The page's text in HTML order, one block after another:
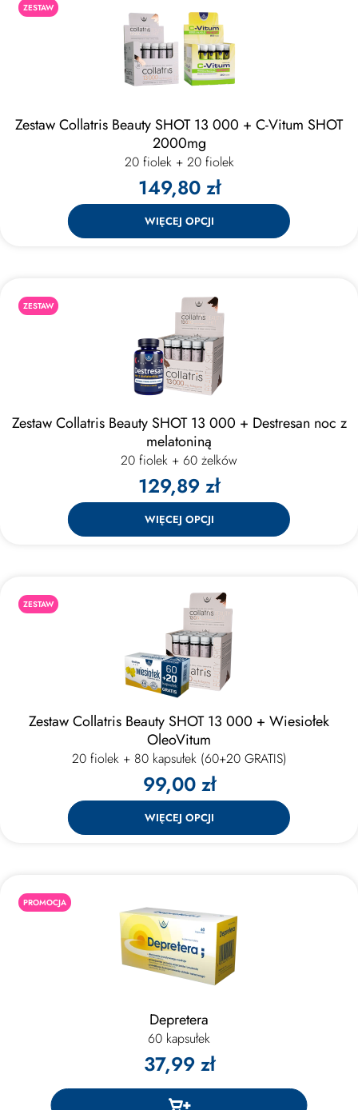
ZESTAW
Zestaw Collatris Beauty SHOT 13 000 + C-Vitum SHOT
2000mg
20 fiolek + 20 fiolek
149,80 zł
WIĘCEJ OPCJI
ZESTAW
Zestaw Collatris Beauty SHOT 13 000 + Destresan noc z
melatoniną
20 fiolek + 60 żelków
129,89 zł
WIĘCEJ OPCJI
ZESTAW
Zestaw Collatris Beauty SHOT 13 000 + Wiesiołek
OleoVitum
20 fiolek + 80 kapsułek (60+20 GRATIS)
99,00 zł
WIĘCEJ OPCJI
PROMOCJA
Depretera
60 kapsułek
37,99 zł